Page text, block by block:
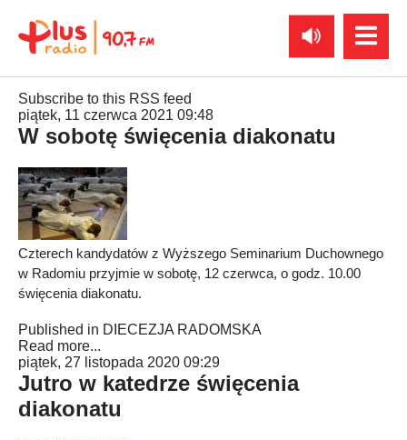
Subscribe to this RSS feed
piątek, 11 czerwca 2021 09:48
W sobotę święcenia diakonatu
Czterech kandydatów z Wyższego Seminarium Duchownego
w Radomiu przyjmie w sobotę, 12 czerwca, o godz. 10.00
święcenia diakonatu.
Published in DIECEZJA RADOMSKA
Read more...
piątek, 27 listopada 2020 09:29
Jutro w katedrze święcenia
diakonatu